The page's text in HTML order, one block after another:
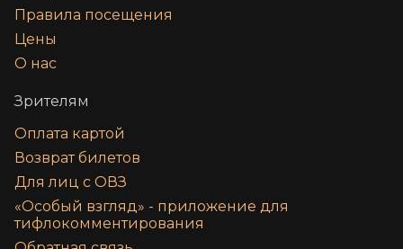
Правила посещения
Цены
О нас
Зрителям
Оплата картой
Возврат билетов
Для лиц с ОВЗ
«‎Особый взгляд» - приложение для
тифлокомментирования